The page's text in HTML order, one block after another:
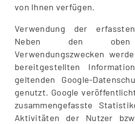
von Ihnen verfügen.
Verwendung der
Neben den oben
Verwendungszwecken
bereitgestellten
geltenden Google-
genutzt. Google
zusammengefasste
Aktivitäten der Nutzer